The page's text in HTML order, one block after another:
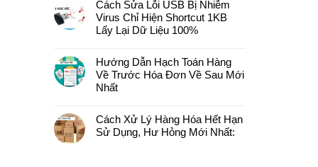
Cách Sửa Lỗi USB Bị Nhiễm
Virus Chỉ Hiện Shortcut 1KB
Lấy Lại Dữ Liệu 100%
Hướng Dẫn Hạch Toán Hàng
Về Trước Hóa Đơn Về Sau Mới
Nhất
Cách Xử Lý Hàng Hóa Hết Hạn
Sử Dụng, Hư Hỏng Mới Nhất: